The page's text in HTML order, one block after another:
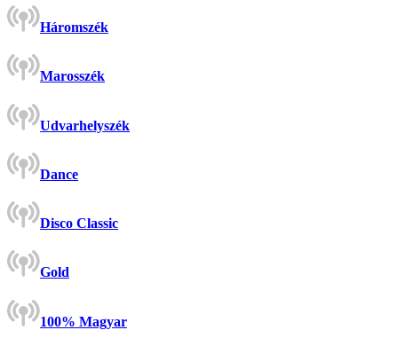
Háromszék
Marosszék
Udvarhelyszék
Dance
Disco Classic
Gold
100% Magyar